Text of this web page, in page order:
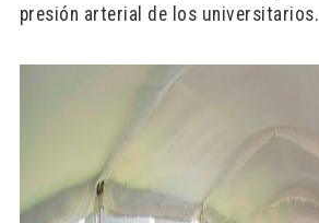
presión arterial de los universitarios.